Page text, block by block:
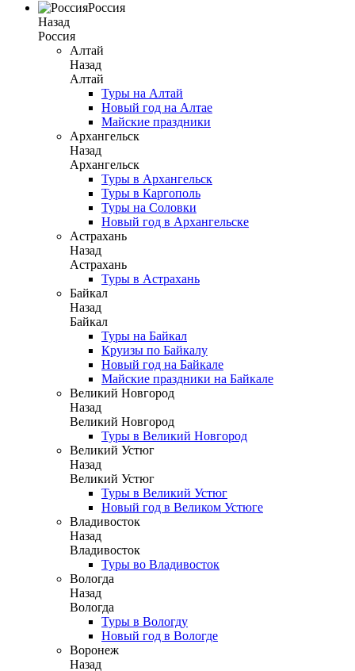
Россия
Назад
Россия
Алтай
Назад
Алтай
Туры на Алтай
Новый год на Алтае
Майские праздники
Архангельск
Назад
Архангельск
Туры в Архангельск
Туры в Каргополь
Туры на Соловки
Новый год в Архангельске
Астрахань
Назад
Астрахань
Туры в Астрахань
Байкал
Назад
Байкал
Туры на Байкал
Круизы по Байкалу
Новый год на Байкале
Майские праздники на Байкале
Великий Новгород
Назад
Великий Новгород
Туры в Великий Новгород
Великий Устюг
Назад
Великий Устюг
Туры в Великий Устюг
Новый год в Великом Устюге
Владивосток
Назад
Владивосток
Туры во Владивосток
Вологда
Назад
Вологда
Туры в Вологду
Новый год в Вологде
Воронеж
Назад